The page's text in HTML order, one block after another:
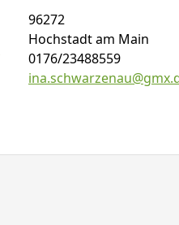
96272
Hochstadt am Main
0176/23488559